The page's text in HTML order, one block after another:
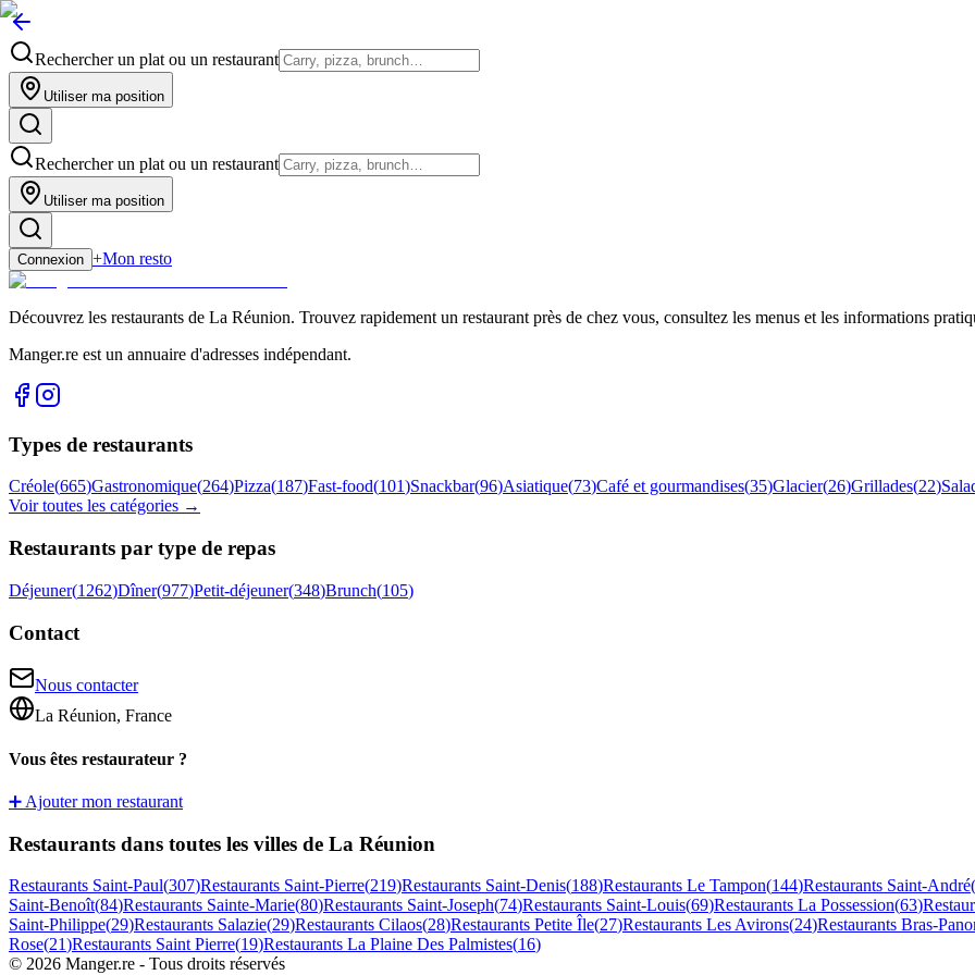
Rechercher un plat ou un restaurant
Utiliser ma position
Rechercher un plat ou un restaurant
Utiliser ma position
Connexion +Mon resto
Découvrez les restaurants de La Réunion. Trouvez rapidement un restaurant près de chez vous, consultez les menus et les informations
Manger.re est un annuaire d'adresses indépendant.
Types de restaurants
Créole(665)Gastronomique(264)Pizza(187)Fast-food(101)Snackbar(96)Asiatique(73)Café et gourmandises(35)Glacier(26)Grillades(22)
Voir toutes les catégories →
Restaurants par type de repas
Déjeuner(1262)Dîner(977)Petit-déjeuner(348)Brunch(105)
Contact
Nous contacter
La Réunion, France
Vous êtes restaurateur ?
➕ Ajouter mon restaurant
Restaurants dans toutes les villes de La Réunion
Restaurants Saint-Paul(307)Restaurants Saint-Pierre(219)Restaurants Saint-Denis(188)Restaurants Le Tampon(144)Restaurants Saint-André(
Saint-Benoît(84)Restaurants Sainte-Marie(80)Restaurants Saint-Joseph(74)Restaurants Saint-Louis(69)Restaurants La Possession(63)
Saint-Philippe(29)Restaurants Salazie(29)Restaurants Cilaos(28)Restaurants Petite Île(27)Restaurants Les Avirons(24)Restaurants Bras-
Rose(21)Restaurants Saint Pierre(19)Restaurants La Plaine Des Palmistes(16)
© 2026 Manger.re - Tous droits réservés